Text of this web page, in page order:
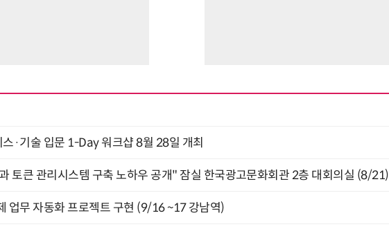
·기술 입문 1-Day 워크샵 8월 28일 개최
토큰 관리시스템 구축 노하우 공개" 잠실 한국광고문화회관 2층 대회의실 (8/21)
업무 자동화 프로젝트 구현 (9/16 ~17 강남역)